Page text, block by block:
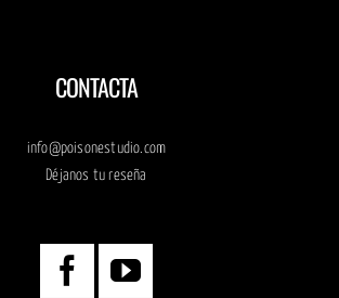
CONTACTA
info@poisonestudio.com
Déjanos tu reseña